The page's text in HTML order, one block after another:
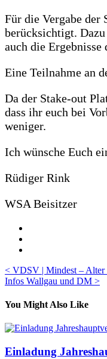
Für die Vergabe der
berücksichtigt.
auch die
Eine Teilnahme an
Da der Stake-out
dass ihr euch bei
weniger.
Ich wünsche Euch
Rüdiger Rink
WSA Beisitzer
< VDSV | Mindest – Alter
Infos Wallgau und DM >
You Might Also Like
Einladung